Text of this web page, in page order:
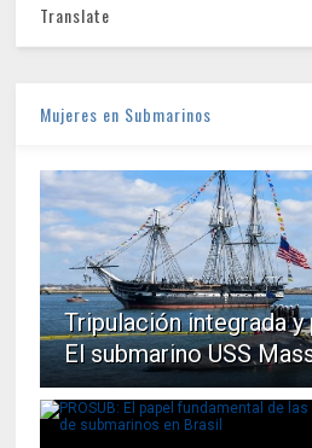
Translate
Mujeres en Submarinos
Tripulación integrada
El submarino USS